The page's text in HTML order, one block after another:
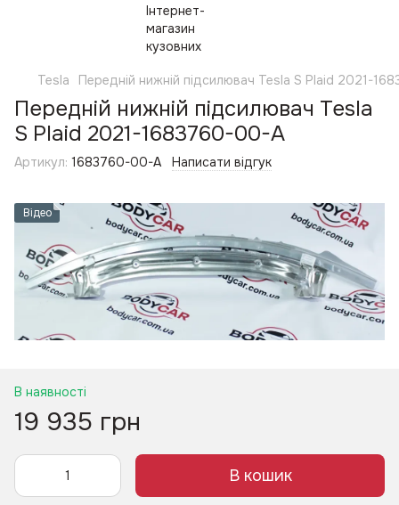
Tesla Передній нижній підсилювач Tesla S Plaid 2021-
Передній нижній підсилювач Tesla
S Plaid 2021-1683760-00-A
Артикул: 1683760-00-A Написати відгук
Відео
В наявності
19 935 грн
В кошик